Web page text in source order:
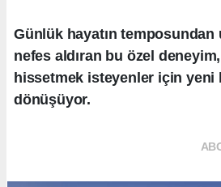
Günlük hayatın temposundan
nefes aldıran bu özel
hissetmek isteyenler için yeni
dönüşüyor.